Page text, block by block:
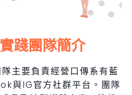
踐團隊簡介
主要負責經營口傳系有藍
與IG官方社群平台。團隊